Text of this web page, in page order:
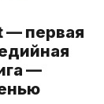
— первая
—